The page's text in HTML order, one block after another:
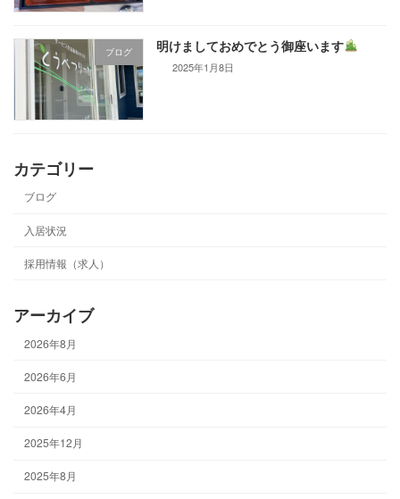
ブログ 明けましておめでとう御座います
2025年1月8日
カテゴリー
ブログ
入居状況
採用情報（求人）
アーカイブ
2026年8月
2026年6月
2026年4月
2025年12月
2025年8月